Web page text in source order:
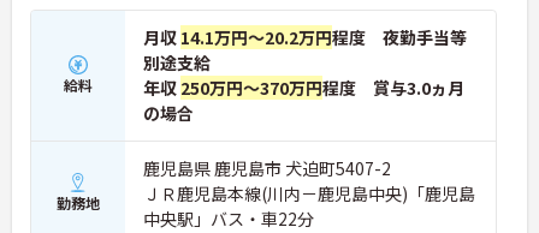
給料
月収 14.1万円～20.2万円程度 夜勤手当等
別途支給
年収 250万円～370万円程度 賞与3.0ヵ月
の場合
勤務地
鹿児島県 鹿児島市 犬迫町5407-2
ＪＲ鹿児島本線(川内－鹿児島中央)「鹿児島
中央駅」バス・車22分